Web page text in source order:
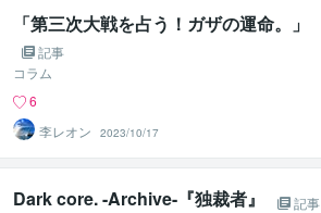
「第三次大戦を占う！ガザの運命。」
記事
コラム
6
李レオン
2023/10/17
Dark core. -Archive-『独裁者』
記事